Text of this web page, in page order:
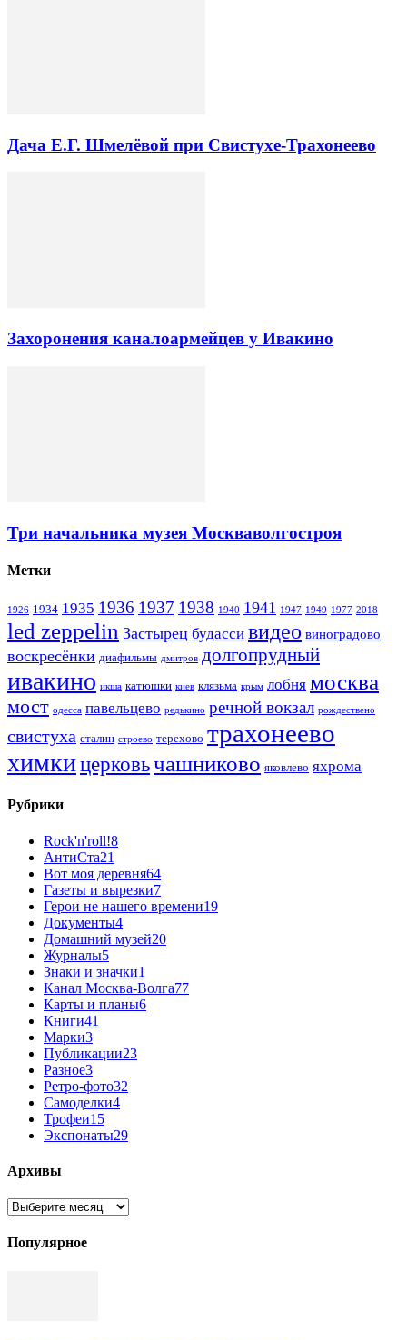
Дача Е.Г. Шмелёвой при Свистухе-Трахонеево
Захоронения каналоармейцев у Ивакино
Три начальника музея Москваволгостроя
Метки
1926 1934 1935 1936 1937 1938 1940 1941 1947 1949 1977 2018
led zeppelin Застырец будасси видео виноградово
воскресёнки диафильмы дмитров долгопрудный
ивакино икша катюшки киев клязьма крым лобня москва
мост одесса павельцево редькино речной вокзал рождествено
свистуха сталин строево терехово трахонеево
химкицерковьчашниково яковлево яхрома
Рубрики
Rock'n'roll!8
АнтиСта21
Вот моя деревня64
Газеты и вырезки7
Герои не нашего времени19
Документы4
Домашний музей20
Журналы5
Знаки и значки1
Канал Москва-Волга77
Карты и планы6
Книги41
Марки3
Публикации23
Разное3
Ретро-фото32
Самоделки4
Трофеи15
Экспонаты29
Архивы
Архивы
Популярное